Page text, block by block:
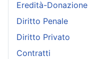
Eredità-Donazione
Diritto Penale
Diritto Privato
Contratti